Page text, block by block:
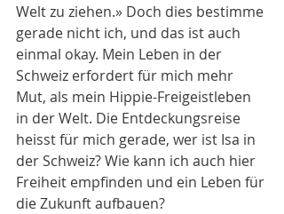
Welt zu ziehen.» Doch dies bestimme
gerade nicht ich, und das ist auch
einmal okay. Mein Leben in der
Schweiz erfordert für mich mehr
Mut, als mein Hippie-Freigeistleben
in der Welt. Die Entdeckungsreise
heisst für mich gerade, wer ist Isa in
der Schweiz? Wie kann ich auch hier
Freiheit empfinden und ein Leben für
die Zukunft aufbauen?